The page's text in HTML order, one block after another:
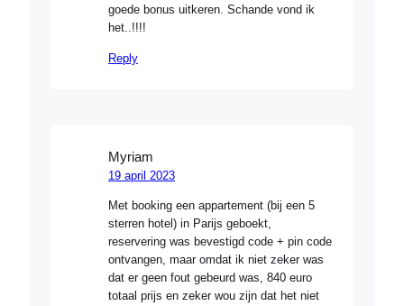
goede bonus uitkeren. Schande vond ik
het..!!!!
Reply
Myriam
19 april 2023
Met booking een appartement (bij een 5
sterren hotel) in Parijs geboekt,
reservering was bevestigd code + pin code
ontvangen, maar omdat ik niet zeker was
dat er geen fout gebeurd was, 840 euro
totaal prijs en zeker wou zijn dat het niet